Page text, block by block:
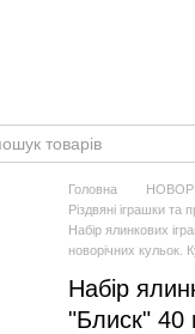
Головна
Різдвяні іграшки та
Набір ялинкових
новорічних кульок.
Набір
"Блиск" 40